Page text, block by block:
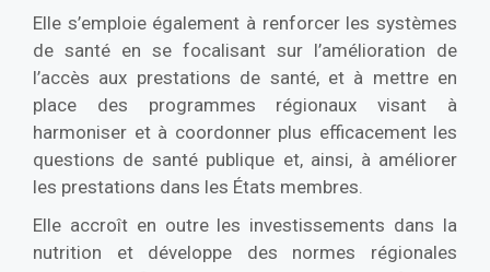
Elle s’emploie également à renforcer les systèmes
de santé en se focalisant sur l’amélioration de
l’accès aux prestations de santé, et à mettre en
place des programmes régionaux visant à
harmoniser et à coordonner plus efficacement les
questions de santé publique et, ainsi, à améliorer
les prestations dans les États membres.
Elle accroît en outre les investissements dans la
nutrition et développe des normes régionales